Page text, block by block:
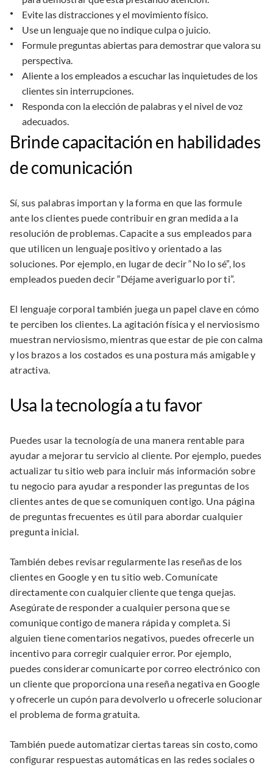
Evite las distracciones y el movimiento físico.
Use un lenguaje que no indique culpa o juicio.
Formule preguntas abiertas para demostrar que valora su
perspectiva.
Aliente a los empleados a escuchar las inquietudes de los
clientes sin interrupciones.
Responda con la elección de palabras y el nivel de voz
adecuados.
Brinde capacitación en habilidades
de comunicación
Sí, sus palabras importan y la forma en que las formule
ante los clientes puede contribuir en gran medida a la
resolución de problemas. Capacite a sus empleados para
que utilicen un lenguaje positivo y orientado a las
soluciones. Por ejemplo, en lugar de decir “No lo sé”, los
empleados pueden decir “Déjame averiguarlo por ti”.
El lenguaje corporal también juega un papel clave en cómo
te perciben los clientes. La agitación física y el nerviosismo
muestran nerviosismo, mientras que estar de pie con calma
y los brazos a los costados es una postura más amigable y
atractiva.
Usa la tecnología a tu favor
Puedes usar la tecnología de una manera rentable para
ayudar a mejorar tu servicio al cliente. Por ejemplo, puedes
actualizar tu sitio web para incluir más información sobre
tu negocio para ayudar a responder las preguntas de los
clientes antes de que se comuniquen contigo. Una página
de preguntas frecuentes es útil para abordar cualquier
pregunta inicial.
También debes revisar regularmente las reseñas de los
clientes en Google y en tu sitio web. Comunícate
directamente con cualquier cliente que tenga quejas.
Asegúrate de responder a cualquier persona que se
comunique contigo de manera rápida y completa. Si
alguien tiene comentarios negativos, puedes ofrecerle un
incentivo para corregir cualquier error. Por ejemplo,
puedes considerar comunicarte por correo electrónico con
un cliente que proporciona una reseña negativa en Google
y ofrecerle un cupón para devolverlo u ofrecerle solucionar
el problema de forma gratuita.
También puede automatizar ciertas tareas sin costo, como
configurar respuestas automáticas en las redes sociales o